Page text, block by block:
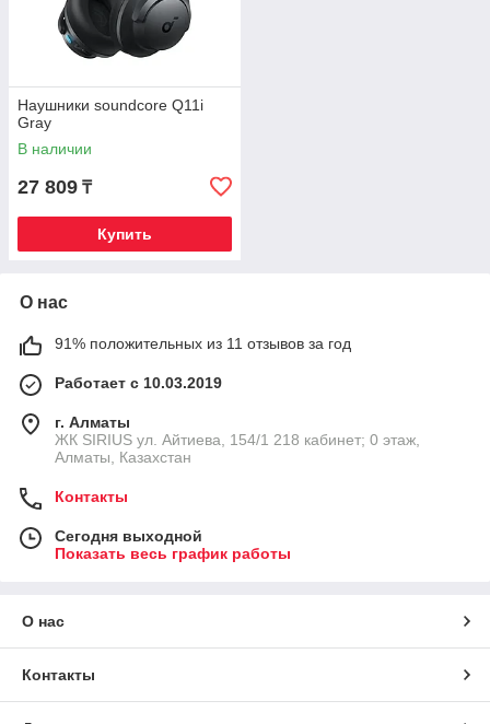
Наушники soundcore Q11i
Gray
В наличии
27 809 ₸
Купить
О нас
91% положительных из 11 отзывов за год
Работает с 10.03.2019
г. Алматы
​ЖК SIRIUS​ ул. Айтиева, 154/1​ 218 кабинет; 0 этаж,
Алматы, Казахстан
Контакты
Сегодня выходной
Показать весь график работы
О нас
Контакты